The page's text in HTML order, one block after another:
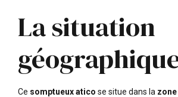
La situation
Ce somptueux atico se situe dans la